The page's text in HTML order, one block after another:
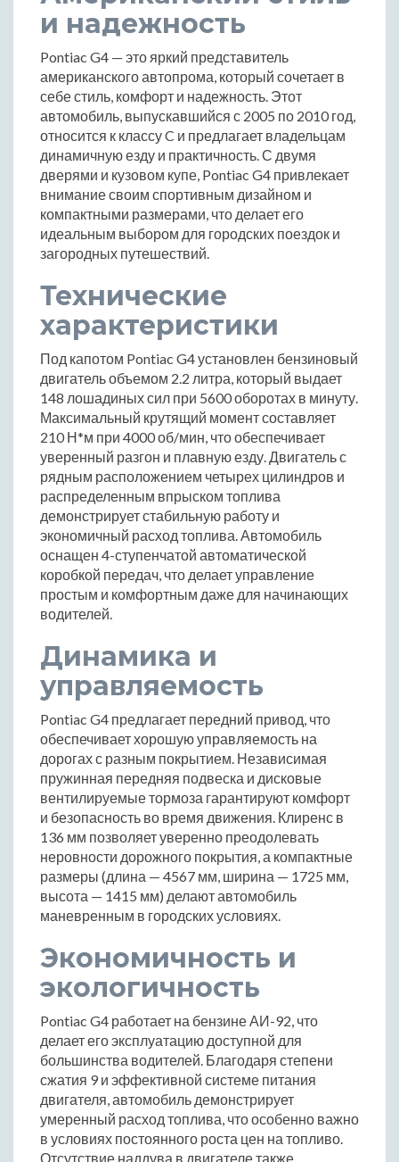
и надежность
Pontiac G4 — это яркий представитель
американского автопрома, который сочетает в
себе стиль, комфорт и надежность. Этот
автомобиль, выпускавшийся с 2005 по 2010 год,
относится к классу C и предлагает владельцам
динамичную езду и практичность. С двумя
дверями и кузовом купе, Pontiac G4 привлекает
внимание своим спортивным дизайном и
компактными размерами, что делает его
идеальным выбором для городских поездок и
загородных путешествий.
Технические
характеристики
Под капотом Pontiac G4 установлен бензиновый
двигатель объемом 2.2 литра, который выдает
148 лошадиных сил при 5600 оборотах в минуту.
Максимальный крутящий момент составляет
210 Н*м при 4000 об/мин, что обеспечивает
уверенный разгон и плавную езду. Двигатель с
рядным расположением четырех цилиндров и
распределенным впрыском топлива
демонстрирует стабильную работу и
экономичный расход топлива. Автомобиль
оснащен 4-ступенчатой автоматической
коробкой передач, что делает управление
простым и комфортным даже для начинающих
водителей.
Динамика и
управляемость
Pontiac G4 предлагает передний привод, что
обеспечивает хорошую управляемость на
дорогах с разным покрытием. Независимая
пружинная передняя подвеска и дисковые
вентилируемые тормоза гарантируют комфорт
и безопасность во время движения. Клиренс в
136 мм позволяет уверенно преодолевать
неровности дорожного покрытия, а компактные
размеры (длина — 4567 мм, ширина — 1725 мм,
высота — 1415 мм) делают автомобиль
маневренным в городских условиях.
Экономичность и
экологичность
Pontiac G4 работает на бензине АИ-92, что
делает его эксплуатацию доступной для
большинства водителей. Благодаря степени
сжатия 9 и эффективной системе питания
двигателя, автомобиль демонстрирует
умеренный расход топлива, что особенно важно
в условиях постоянного роста цен на топливо.
Отсутствие наддува в двигателе также